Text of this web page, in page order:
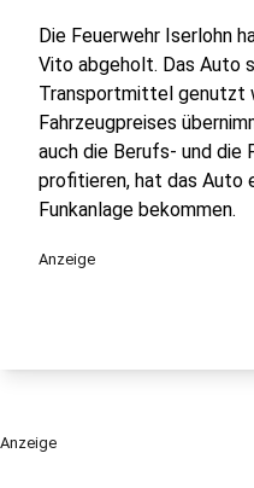
Die Feuerwehr Iserlohn
Vito abgeholt. Das Auto
Transportmittel genutzt
Fahrzeugpreises
auch die Berufs- und die
profitieren, hat das Auto
Funkanlage bekommen.
Anzeige
Anzeige